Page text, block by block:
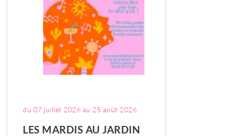
du 07 juillet 2026 au 25 août 2026
LES MARDIS AU JARDIN